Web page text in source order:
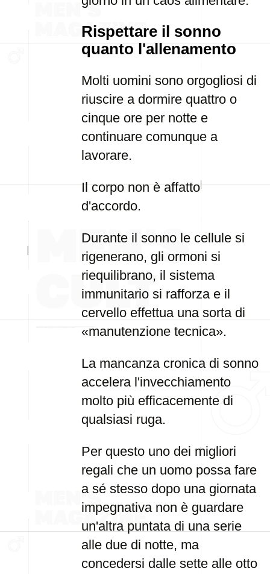
Rispettare il sonno
quanto l'allenamento
Molti uomini sono orgogliosi di
riuscire a dormire quattro o
cinque ore per notte e
continuare comunque a
lavorare.
Il corpo non è affatto
d'accordo.
Durante il sonno le cellule si
rigenerano, gli ormoni si
riequilibrano, il sistema
immunitario si rafforza e il
cervello effettua una sorta di
«manutenzione tecnica».
La mancanza cronica di sonno
accelera l'invecchiamento
molto più efficacemente di
qualsiasi ruga.
Per questo uno dei migliori
regali che un uomo possa fare
a sé stesso dopo una giornata
impegnativa non è guardare
un'altra puntata di una serie
alle due di notte, ma
concedersi dalle sette alle otto